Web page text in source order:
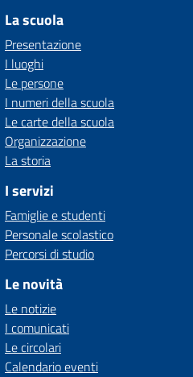
La scuola
Presentazione
I luoghi
Le persone
I numeri della scuola
Le carte della scuola
Organizzazione
La storia
I servizi
Famiglie e studenti
Personale scolastico
Percorsi di studio
Le novità
Le notizie
I comunicati
Le circolari
Calendario eventi